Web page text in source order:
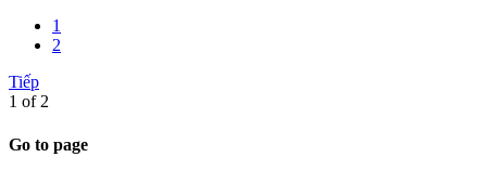
1
2
Tiếp
1 of 2
Go to page